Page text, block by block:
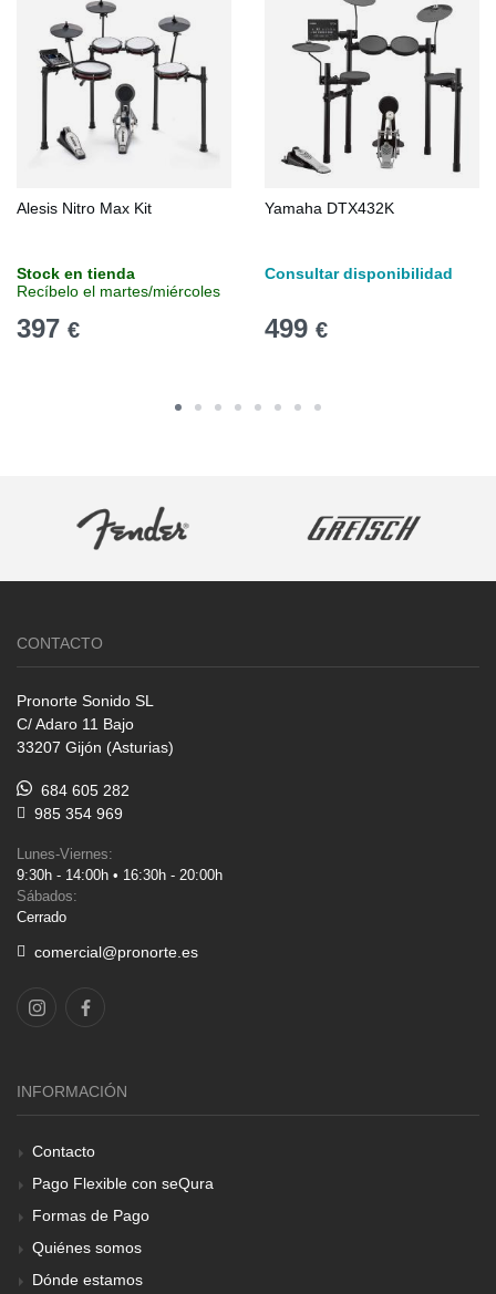
Alesis Nitro Max Kit
Stock en tienda
Recíbelo el martes/miércoles
397 €
Yamaha DTX432K
Consultar disponibilidad
499 €
CONTACTO
Pronorte Sonido SL
C/ Adaro 11 Bajo
33207 Gijón (Asturias)
684 605 282
985 354 969
Lunes-Viernes:
9:30h - 14:00h • 16:30h - 20:00h
Sábados:
Cerrado
comercial@pronorte.es
INFORMACIÓN
Contacto
Pago Flexible con seQura
Formas de Pago
Quiénes somos
Dónde estamos